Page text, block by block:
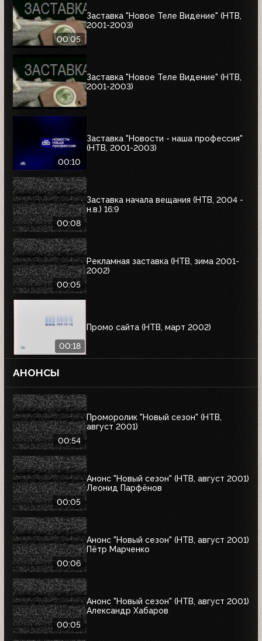
00:05
Заставка "Новое Теле Видение" (НТВ,
2001-2003)
Заставка "Новое Теле Видение" (НТВ,
2001-2003)
00:10
Заставка "Новости - наша профессия"
(НТВ, 2001-2003)
00:08
Заставка начала вещания (НТВ, 2004 -
н.в.) 16:9
00:05
Рекламная заставка (НТВ, зима 2001-
2002)
00:18
Промо сайта (НТВ, март 2002)
АНОНСЫ
00:54
Проморолик "Новый сезон" (НТВ,
август 2001)
00:05
Анонс "Новый сезон" (НТВ, август 2001)
Леонид Парфёнов
00:06
Анонс "Новый сезон" (НТВ, август 2001)
Пётр Марченко
00:05
Анонс "Новый сезон" (НТВ, август 2001)
Александр Хабаров